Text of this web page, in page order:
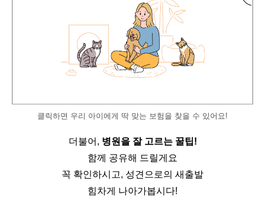
클릭하면 우리 아이에게 딱 맞는 보험을 찾을 수 있어요!
더불어, 병원을 잘 고르는 꿀팁!
함께 공유해 드릴게요
꼭 확인하시고, 성견으로의 새출발
힘차게 나아가봅시다!